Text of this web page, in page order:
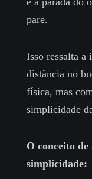
pare.
Isso ressalta a
distância no
física, mas
simplicidade
O conceito
simplicidade: